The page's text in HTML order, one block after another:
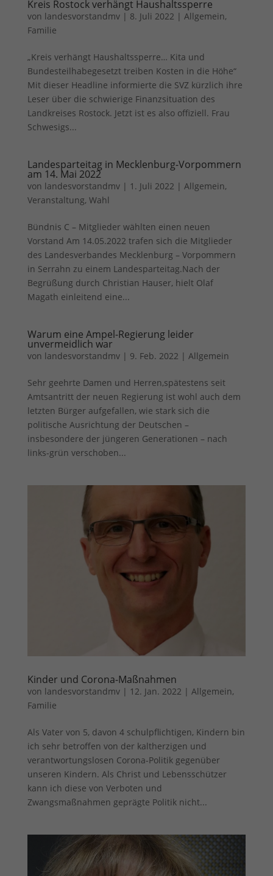
Kreis Rostock verhängt Haushaltssperre
von landesvorstandmv| 8. Juli 2022 | Allgemein,
Familie
„Kreis verhängt Haushaltssperre… Kita und
Bundesteilhabegesetzt treiben Kosten in die Höhe“
Mit dieser Headline informierte die SVZ kürzlich ihre
Leser über die schwierige Finanzsituation des
Landkreises Rostock. Jetzt ist es also offiziell. Frau
Schwesigs...
Landesparteitag in Mecklenburg-Vorpommern
am 14. Mai 2022
von landesvorstandmv| 1. Juli 2022 | Allgemein,
Veranstaltung, Wahl
Bündnis C – Mitglieder wählten einen neuen
Vorstand Am 14.05.2022 trafen sich die Mitglieder
des Landesverbandes Mecklenburg – Vorpommern
in Serrahn zu einem Landesparteitag.Nach der
Begrüßung durch Christian Hauser, hielt Olaf
Magath einleitend eine...
Warum eine Ampel-Regierung leider
unvermeidlich war
von landesvorstandmv| 9. Feb. 2022 | Allgemein
Sehr geehrte Damen und Herren,spätestens seit
Amtsantritt der neuen Regierung ist wohl auch dem
letzten Bürger aufgefallen, wie stark sich die
politische Ausrichtung der Deutschen –
insbesondere der jüngeren Generationen – nach
links-grün verschoben...
Kinder und Corona-Maßnahmen
von landesvorstandmv| 12. Jan. 2022 | Allgemein,
Familie
Als Vater von 5, davon 4 schulpflichtigen, Kindern bin
ich sehr betroffen von der kaltherzigen und
verantwortungslosen Corona-Politik gegenüber
unseren Kindern. Als Christ und Lebensschützer
kann ich diese von Verboten und
Zwangsmaßnahmen geprägte Politik nicht...
Sie können Ihre Einwilligung zu ganzen Kategorien geben
oder sich weitere Informationen anzeigen lassen und so nur
bestimmte Cookies auswählen.
Alle akzeptieren Speichern
Zurück
Datenschutzeinstellungen
Essenziell (1)
Essenzielle Cookies ermöglichen grundlegende Funktionen und sind für
Externe Medien (7)
Inhalte von Videoplattformen und Social-Media-Plattformen werden
werden, bedarf der Zugriff auf diese Inhalte keiner manuellen
Cookie-Informationen anzeigen
Datenschutzerklärung